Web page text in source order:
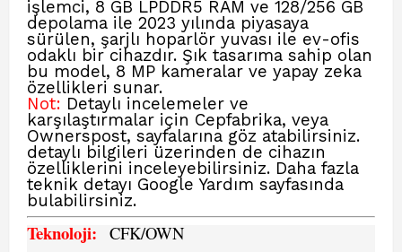
işlemci, 8 GB LPDDR5 RAM ve 128/256 GB
depolama ile 2023 yılında piyasaya
sürülen, şarjlı hoparlör yuvası ile ev-ofis
odaklı bir cihazdır. Şık tasarıma sahip olan
bu model, 8 MP kameralar ve yapay zeka
özellikleri sunar.
Not: Detaylı incelemeler ve
karşılaştırmalar için Cepfabrika, veya
Ownerspost, sayfalarına göz atabilirsiniz.
detaylı bilgileri üzerinden de cihazın
özelliklerini inceleyebilirsiniz. Daha fazla
teknik detayı Google Yardım sayfasında
bulabilirsiniz.
Teknoloji: CFK/OWN